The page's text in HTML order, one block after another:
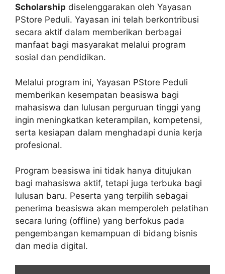
Scholarship diselenggarakan oleh Yayasan
PStore Peduli. Yayasan ini telah berkontribusi
secara aktif dalam memberikan berbagai
manfaat bagi masyarakat melalui program
sosial dan pendidikan.
Melalui program ini, Yayasan PStore Peduli
memberikan kesempatan beasiswa bagi
mahasiswa dan lulusan perguruan tinggi yang
ingin meningkatkan keterampilan, kompetensi,
serta kesiapan dalam menghadapi dunia kerja
profesional.
Program beasiswa ini tidak hanya ditujukan
bagi mahasiswa aktif, tetapi juga terbuka bagi
lulusan baru. Peserta yang terpilih sebagai
penerima beasiswa akan memperoleh pelatihan
secara luring (offline) yang berfokus pada
pengembangan kemampuan di bidang bisnis
dan media digital.